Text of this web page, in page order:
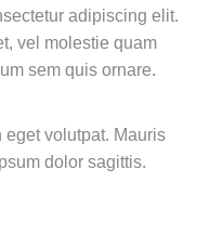
adipiscing elit.
vel molestie quam
sem quis ornare.
eget volutpat. Mauris
dolor sagittis.